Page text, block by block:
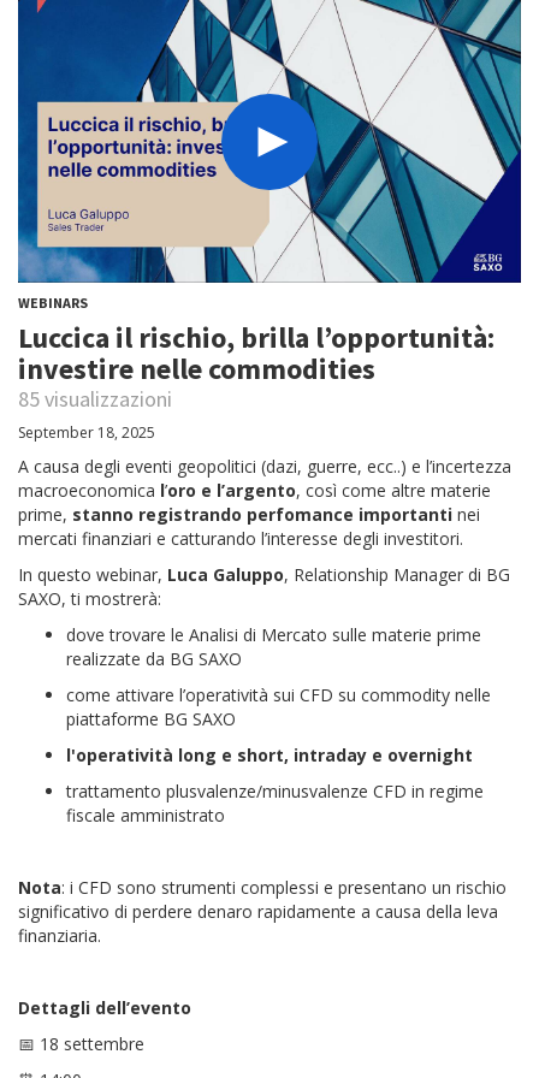
WEBINARS
Luccica il rischio, brilla l’opportunità:
investire nelle commodities
85 visualizzazioni
September 18, 2025
A causa degli eventi geopolitici (dazi, guerre, ecc..) e l’incertezza
macroeconomica l’oro e l’argento, così come altre materie
prime, stanno registrando perfomance importanti nei
mercati finanziari e catturando l’interesse degli investitori.
In questo webinar, Luca Galuppo, Relationship Manager di BG
SAXO, ti mostrerà:
dove trovare le Analisi di Mercato sulle materie prime
realizzate da BG SAXO
come attivare l’operatività sui CFD su commodity nelle
piattaforme BG SAXO
l'operatività long e short, intraday e overnight
trattamento plusvalenze/minusvalenze CFD in regime
fiscale amministrato
Nota: i CFD sono strumenti complessi e presentano un rischio
significativo di perdere denaro rapidamente a causa della leva
finanziaria.
Dettagli dell’evento
📅 18 settembre